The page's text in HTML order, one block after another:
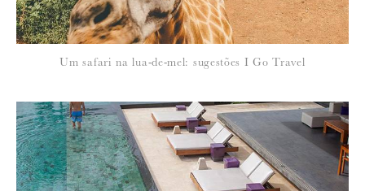
Para saber como tratamos e protegemos os seus dados, leia a nossa
Um safari na lua-de-mel: sugestões I Go Travel